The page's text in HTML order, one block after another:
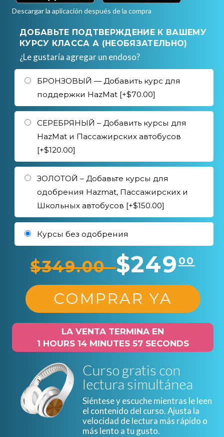
Descargar la aplicación después de la compra
ДОБАВЬТЕ ПОДТВЕРЖДЕНИЕ К ВАШЕМУ
КУРСУ КЛАССА А (НЕОБЯЗАТЕЛЬНО)
¿Le gustaría agregar un endoso?
БРОНЗОВЫЙ — Добавить курс для
поддержки HazMat [+$70.00]
СЕРЕБРЯНЫЙ – Добавить курсы для
HazMat и Пассажирских автобусов
[+$120.00]
ЗОЛОТОЙ – Добавьте курсы для
одобрения Hazmat, Пассажирских и
Школьных автобусов [+$150.00]
Курсы без одобрения
$349.00$24900
COMPRAR YA
LA VENTA TERMINA EN
1 HOURS 14 MINUTES 56 SECONDS
Curso gratis con
lectura simultánea
Siéntese y escuche mientras le leen
el contenido del curso. Ajusta la
velocidad de lectura más rápido o
más lento a tu gusto.